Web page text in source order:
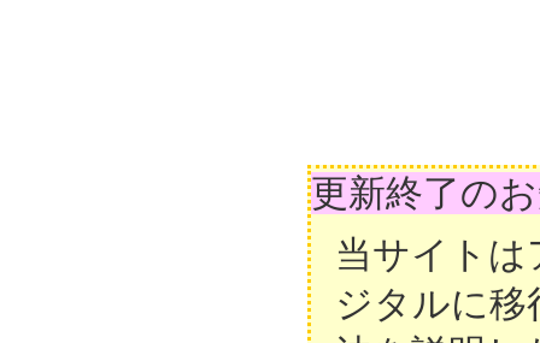
更新終了の
当サイト
ジタルに移